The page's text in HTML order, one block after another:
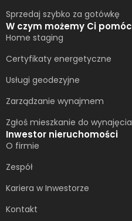
Sprzedaj szybko za gotówkę
W czym możemy Ci pomóc
Home staging
Certyfikaty energetyczne
Usługi geodezyjne
Zarządzanie wynajmem
Zgłoś mieszkanie do wynajęcia
Inwestor nieruchomości
O firmie
Zespół
Kariera w Inwestorze
Kontakt